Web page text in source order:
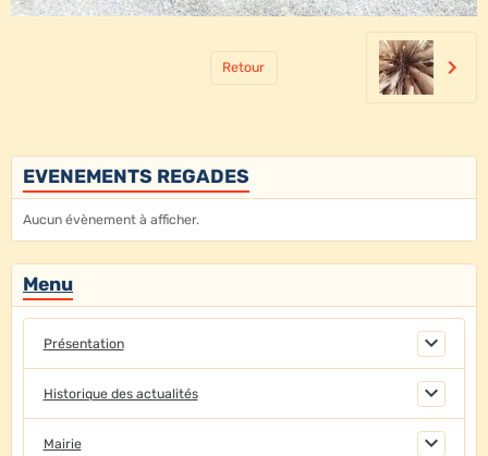
Retour
EVENEMENTS REGADES
Aucun évènement à afficher.
Menu
Présentation
Historique des actualités
Mairie